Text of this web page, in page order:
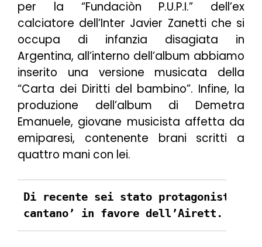
per la “Fundaciòn P.U.P.I.” dell’ex
calciatore dell’Inter Javier Zanetti che si
occupa di infanzia disagiata in
Argentina, all’interno dell’album abbiamo
inserito una versione musicata della
“Carta dei Diritti del bambino”. Infine, la
produzione dell’album di Demetra
Emanuele, giovane musicista affetta da
emiparesi, contenente brani scritti a
quattro mani con lei.
Di recente sei stato protagonista
cantano’ in favore dell’Airett.